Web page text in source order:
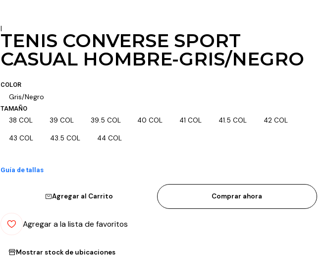
|
TENIS CONVERSE SPORT
CASUAL HOMBRE-GRIS/NEGRO
COLOR
Gris/Negro
TAMAÑO
38 COL 39 COL 39.5 COL 40 COL 41 COL 41.5 COL 42 COL
43 COL 43.5 COL 44 COL
Guía de tallas
Agregar al Carrito Comprar ahora
Agregar a la lista de favoritos
Mostrar stock de ubicaciones